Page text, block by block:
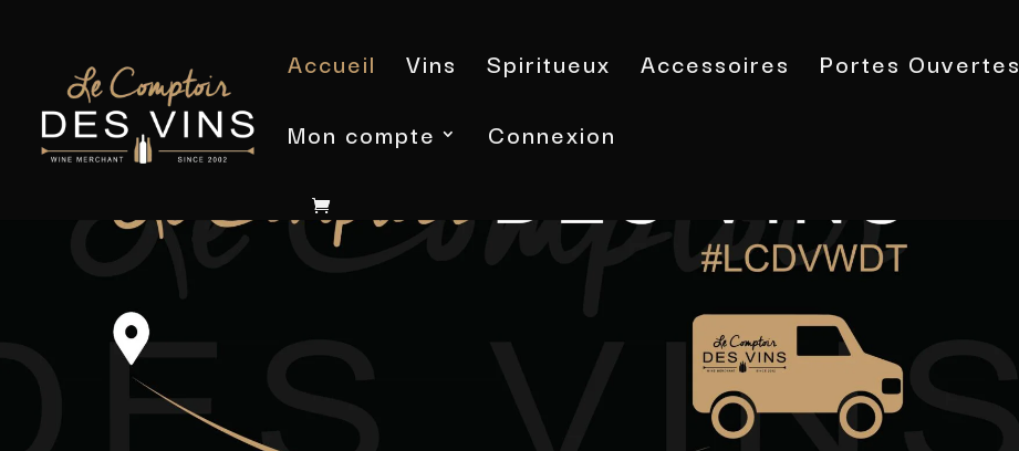
Accueil Vins Spiritueux Accessoires Portes Ouvertes
Mon compte
Connexion